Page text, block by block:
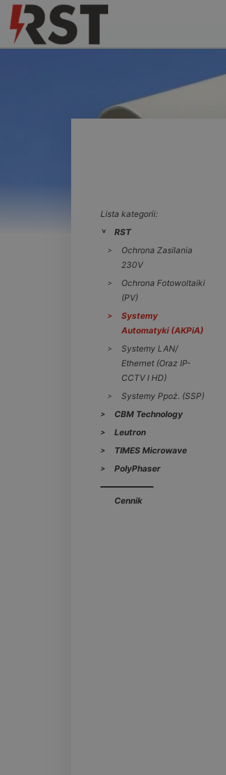
Lista kategorii:
RST
Ochrona Zasilania
230V
Ochrona Fotowoltaiki
(PV)
Systemy
Automatyki (AKPiA)
Systemy LAN/
Ethernet (oraz IP-
CCTV I HD)
Systemy Ppoż. (SSP)
CBM Technology
Leutron
TIMES Microwave
PolyPhaser
Cennik